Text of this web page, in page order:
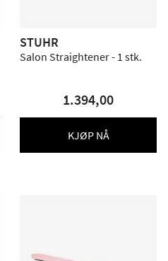
STUHR
Salon Straightener - 1 stk.
1.394,00
KJØP NÅ